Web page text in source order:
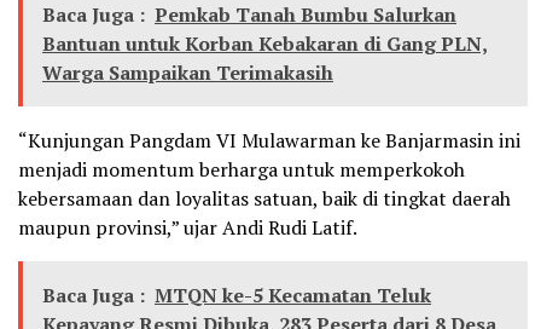
Baca Juga : Pemkab Tanah Bumbu Salurkan
Bantuan untuk Korban Kebakaran di Gang PLN,
Warga Sampaikan Terimakasih
“Kunjungan Pangdam VI Mulawarman ke Banjarmasin ini
menjadi momentum berharga untuk memperkokoh
kebersamaan dan loyalitas satuan, baik di tingkat daerah
maupun provinsi,” ujar Andi Rudi Latif.
Baca Juga : MTQN ke-5 Kecamatan Teluk